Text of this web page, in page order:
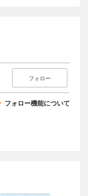
フォロー
フォロー機能について